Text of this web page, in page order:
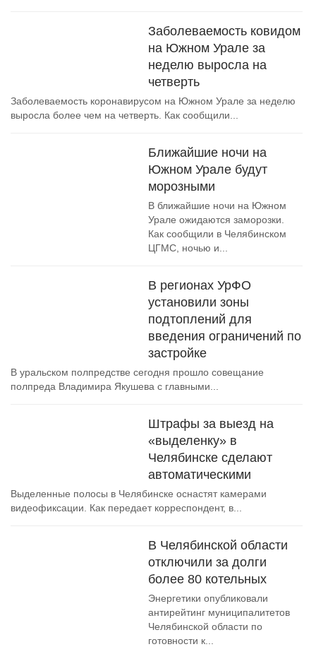
Заболеваемость ковидом
на Южном Урале за
неделю выросла на
четверть
Заболеваемость коронавирусом на Южном Урале за неделю
выросла более чем на четверть. Как сообщили...
Ближайшие ночи на
Южном Урале будут
морозными
В ближайшие ночи на Южном
Урале ожидаются заморозки.
Как сообщили в Челябинском
ЦГМС, ночью и...
В регионах УрФО
установили зоны
подтоплений для
введения ограничений по
застройке
В уральском полпредстве сегодня прошло совещание
полпреда Владимира Якушева с главными...
Штрафы за выезд на
«выделенку» в
Челябинске сделают
автоматическими
Выделенные полосы в Челябинске оснастят камерами
видеофиксации. Как передает корреспондент, в...
В Челябинской области
отключили за долги
более 80 котельных
Энергетики опубликовали
антирейтинг муниципалитетов
Челябинской области по
готовности к...